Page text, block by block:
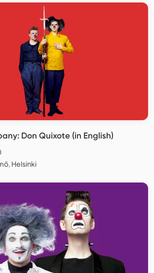
Don Quixote (in English)
Helsinki